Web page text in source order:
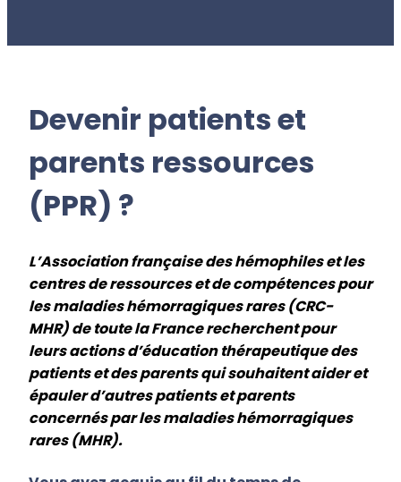
Devenir patients et
parents ressources
(PPR) ?
L’Association française des hémophiles et les
centres de ressources et de compétences pour
les maladies hémorragiques rares (CRC-
MHR) de toute la France recherchent pour
leurs actions d’éducation thérapeutique des
patients et des parents qui souhaitent aider et
épauler d’autres patients et parents
concernés par les maladies hémorragiques
rares (MHR).